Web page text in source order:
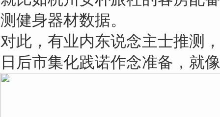
测健身器材数据。
对此，有业内东说念主士推测
日后市集化践诺作念准备，就